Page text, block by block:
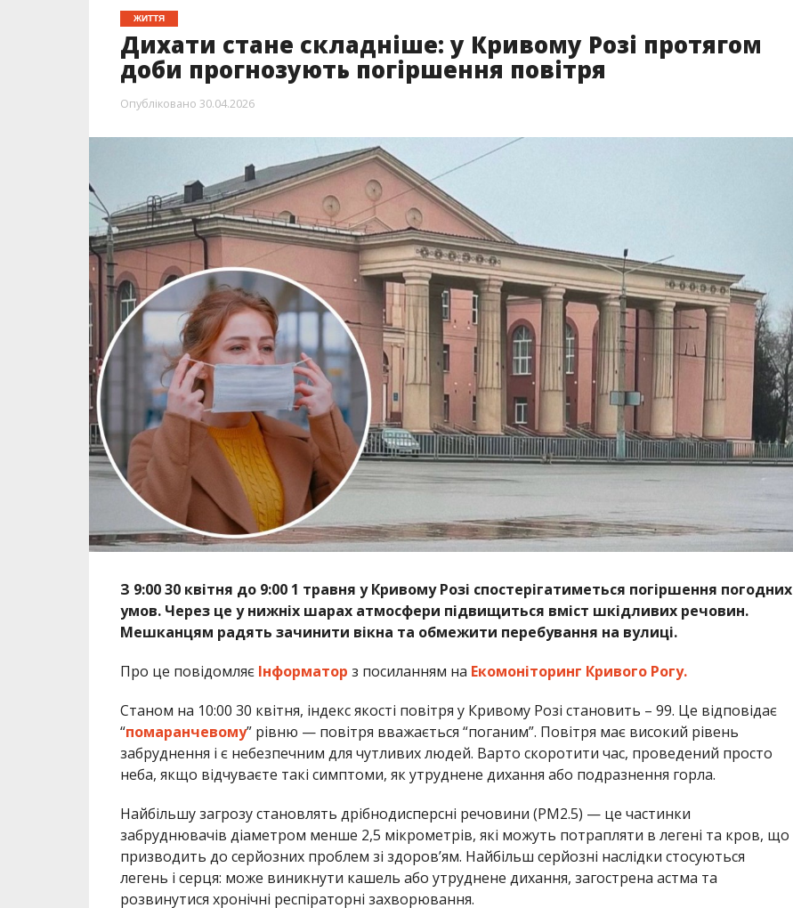
ЖИТТЯ
Дихати стане складніше: у Кривому Розі протягом
доби прогнозують погіршення повітря
Опубліковано 30.04.2026
З 9:00 30 квітня до 9:00 1 травня у Кривому Розі спостерігатиметься погіршення погодних
умов. Через це у нижніх шарах атмосфери підвищиться вміст шкідливих речовин.
Мешканцям радять зачинити вікна та обмежити перебування на вулиці.
Про це повідомляє Інформатор з посиланням на Екомоніторинг Кривого Рогу.
Станом на 10:00 30 квітня, індекс якості повітря у Кривому Розі становить – 99. Це відповідає
“помаранчевому” рівню — повітря вважається “поганим”. Повітря має високий рівень
забруднення і є небезпечним для чутливих людей. Варто скоротити час, проведений просто
неба, якщо відчуваєте такі симптоми, як утруднене дихання або подразнення горла.
Найбільшу загрозу становлять дрібнодисперсні речовини (PM2.5) — це частинки
забруднювачів діаметром менше 2,5 мікрометрів, які можуть потрапляти в легені та кров, що
призводить до серйозних проблем зі здоров’ям. Найбільш серйозні наслідки стосуються
легень і серця: може виникнути кашель або утруднене дихання, загострена астма та
розвинутися хронічні респіраторні захворювання.